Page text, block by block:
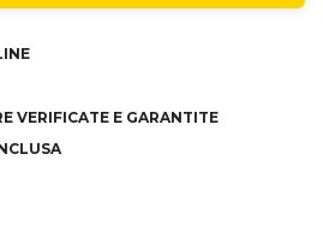
VERIFICATE E GARANTITE